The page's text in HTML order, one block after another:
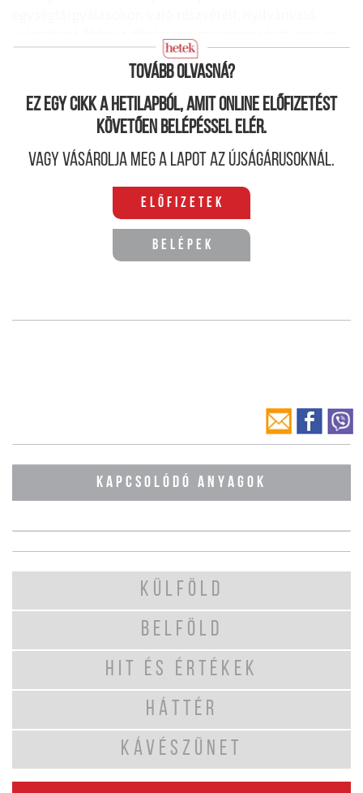
Izraellel folyó közvetlen tárgyalásokon.
Tovább olvasná?
Ez egy cikk a hetilapból, amit online előfizetést
követően belépéssel elér.
Vagy vásárolja meg a lapot az újságárusoknál.
Előfizetek
Belépek
KAPCSOLÓDÓ ANYAGOK
KÜLFÖLD
BELFÖLD
HIT ÉS ÉRTÉKEK
HÁTTÉR
KÁVÉSZÜNET